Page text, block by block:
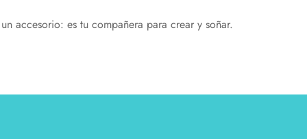
accesorio: es tu compañera para crear y soñar.